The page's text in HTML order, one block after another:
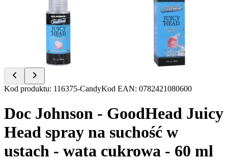
Item
of
Kod produktu: 116375-CandyKod EAN: 0782421080600
Doc Johnson - GoodHead Juicy
Head spray na suchość w
ustach - wata cukrowa - 60 ml